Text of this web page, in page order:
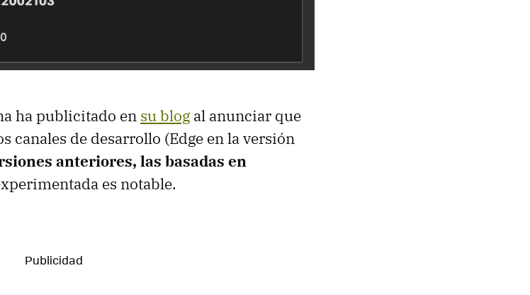
ha publicitado en su blog al anunciar que
canales de desarrollo (Edge en la versión
anteriores, las basadas en
es notable.